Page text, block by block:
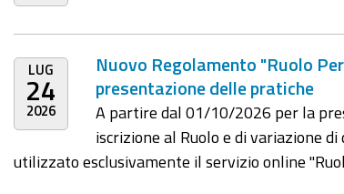
LUG
24
2026
Nuovo Regolamento "Ruolo
presentazione delle pratiche
A partire dal 01/10/2026 per la
iscrizione al Ruolo e di variazione
utilizzato esclusivamente il servizio online